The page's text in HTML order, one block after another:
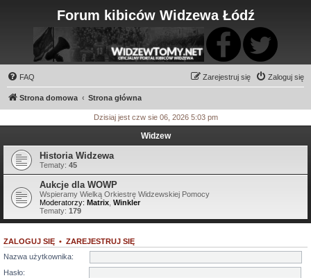
Forum kibiców Widzewa Łódź
FAQ Zaloguj się
Zarejestruj się
Strona domowa Strona główna
Dzisiaj jest czw sie 06, 2026 5:03 pm
Widzew
Historia Widzewa
Tematy: 45
Aukcje dla WOWP
Wspieramy Wielką Orkiestrę Widzewskiej Pomocy
Moderatorzy: Matrix Winkler
Tematy: 179
ZALOGUJ SIĘ • ZAREJESTRUJ SIĘ
Nazwa użytkownika:
Hasło: